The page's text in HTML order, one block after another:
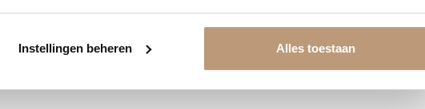
Bekijk plak PVC vloeren
Instellingen beheren Alles toestaan
Vloer perfect gelegd, en de service